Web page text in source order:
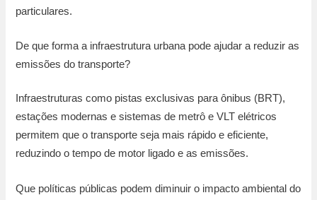
particulares.
De que forma a infraestrutura urbana pode ajudar a reduzir as
emissões do transporte?
Infraestruturas como pistas exclusivas para ônibus (BRT),
estações modernas e sistemas de metrô e VLT elétricos
permitem que o transporte seja mais rápido e eficiente,
reduzindo o tempo de motor ligado e as emissões.
Que políticas públicas podem diminuir o impacto ambiental do